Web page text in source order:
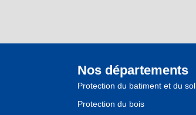
Nos départements
Protection du batiment et du sol
Protection du bois